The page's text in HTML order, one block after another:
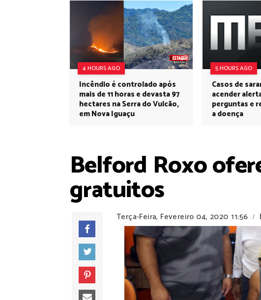
4 HOURS AGO
Incêndio é controlado após
mais de 11 horas e devasta 97
hectares na Serra do Vulcão,
em Nova Iguaçu
5 HOURS AGO
Casos de
acender
perguntas e
a doença
Belford Roxo
gratuitos
Terça-Feira, Fevereiro 04, 2020 11:56 /